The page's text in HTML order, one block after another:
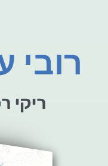
רובי
ריקי